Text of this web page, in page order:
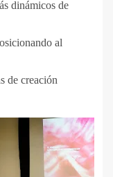
dinámicos de
al
de creación